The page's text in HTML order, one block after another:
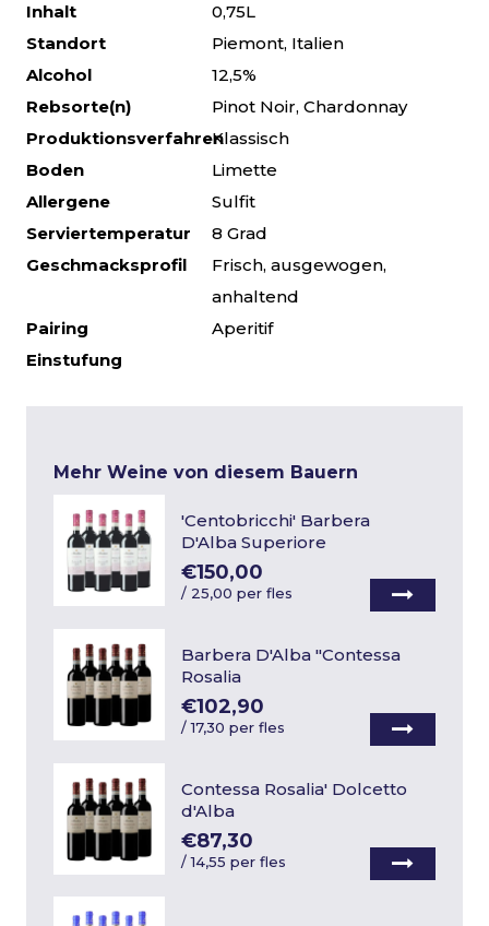
Inhalt
0,75L
Standort
Piemont, Italien
Alcohol
12,5%
Rebsorte(n)
Pinot Noir, Chardonnay
ProduktionsverfahrenKlassisch
Boden
Limette
Allergene
Sulfit
Serviertemperatur
8 Grad
Geschmacksprofil
Frisch, ausgewogen,
anhaltend
Pairing
Aperitif
Einstufung
Mehr Weine von diesem Bauern
'Centobricchi' Barbera
D'Alba Superiore
€150,00
/ 25,00 per fles
Barbera D'Alba "Contessa
Rosalia
€102,90
/17,30 per fles
Contessa Rosalia' Dolcetto
d'Alba
€87,30
/14,55 per fles